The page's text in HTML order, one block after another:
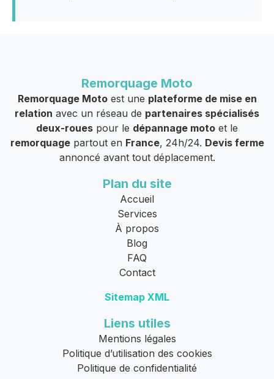
Remorquage Moto
Remorquage Motoest une plateforme de mise en
relation avec un réseau de partenaires spécialisés
deux-roues pour le dépannage moto et le
remorquagepartout en France, 24h/24. Devis ferme
annoncé avant tout déplacement.
Plan du site
Accueil
Services
À propos
Blog
FAQ
Contact
Sitemap XML
Liens utiles
Mentions légales
Politique d’utilisation des cookies
Politique de confidentialité